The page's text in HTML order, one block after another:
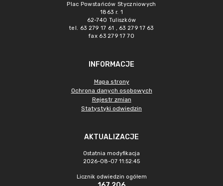
Plac Powstańców Styczniowych
1863 r. 1
62-740 Tuliszków
tel. 63 279 17 61 , 63 279 17 63
fax 63 279 17 70
INFORMACJE
Mapa strony
Ochrona danych osobowych
Rejestr zmian
Statystyki odwiedzin
AKTUALIZACJE
Ostatnia modyfikacja
2026-08-07 11:52:45
Licznik odwiedzin ogółem